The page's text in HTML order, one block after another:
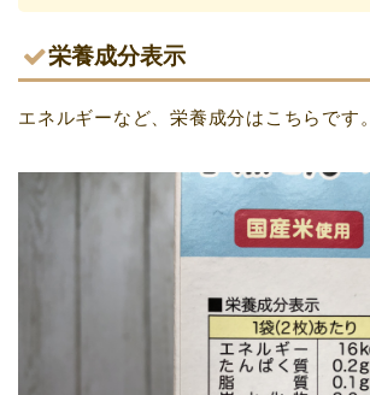
栄養成分表示
エネルギーなど、栄養成分はこちらです。